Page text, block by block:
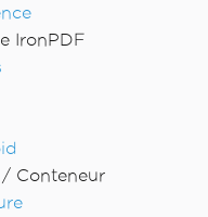
IronPDF
Conteneur